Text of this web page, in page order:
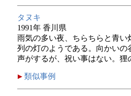
タヌキ
1991年 香川県
雨気の多い夜、ちらちらと青
列の灯のようである。向かい
声がするが、祝い事はない。狸
類似事例